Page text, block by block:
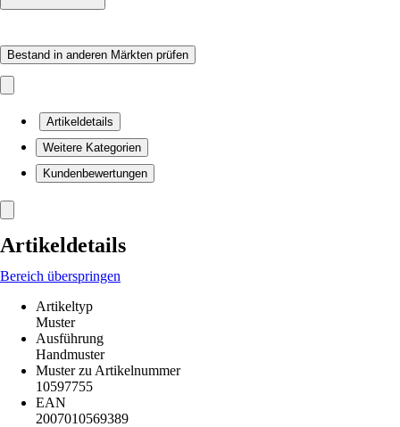
Bestand in anderen Märkten prüfen
Artikeldetails
Weitere Kategorien
Kundenbewertungen
Artikeldetails
Bereich überspringen
Artikeltyp
Muster
Ausführung
Handmuster
Muster zu Artikelnummer
10597755
EAN
2007010569389